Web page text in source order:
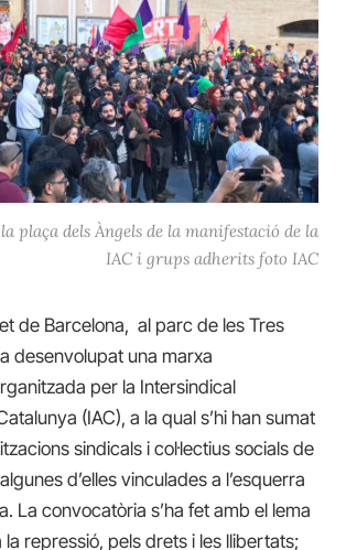
plaça dels Àngels de la manifestació de la
IAC i grups adherits foto IAC
de Barcelona, al parc de les Tres
desenvolupat una marxa
per la Intersindical
(IAC), a la qual s’hi han sumat
sindicals i col·lectius socials de
d’elles vinculades a l’esquerra
La convocatòria s’ha fet amb el lema
la repressió, pels drets i les llibertats;